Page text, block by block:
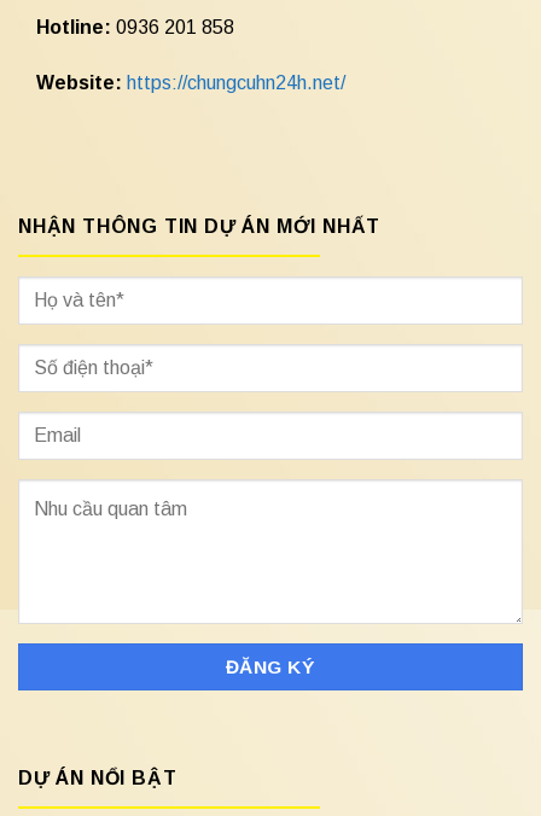
Hotline: 0936 201 858
Website: https://chungcuhn24h.net/
NHẬN THÔNG TIN DỰ ÁN MỚI NHẤT
DỰ ÁN NỔI BẬT